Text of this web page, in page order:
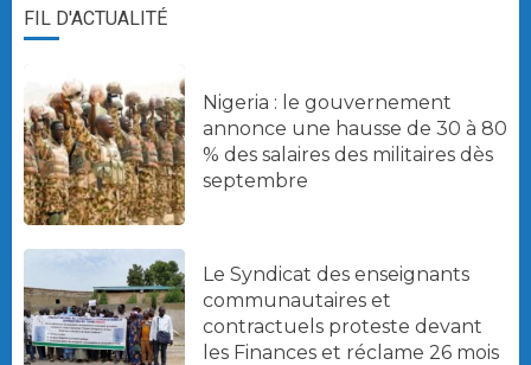
FIL D'ACTUALITÉ
Nigeria : le gouvernement
annonce une hausse de 30 à 80
% des salaires des militaires dès
septembre
Le Syndicat des enseignants
communautaires et
contractuels proteste devant
les Finances et réclame 26 mois